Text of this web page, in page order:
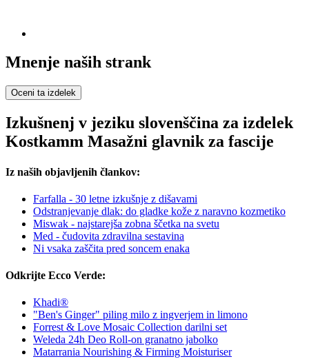
Mnenje naših strank
Oceni ta izdelek
Izkušnenj v jeziku slovenščina za izdelek
Kostkamm Masažni glavnik za fascije
Iz naših objavljenih člankov:
Farfalla - 30 letne izkušnje z dišavami
Odstranjevanje dlak: do gladke kože z naravno kozmetiko
Miswak - najstarejša zobna ščetka na svetu
Med - čudovita zdravilna sestavina
Ni vsaka zaščita pred soncem enaka
Odkrijte Ecco Verde:
Khadi®
"Ben's Ginger" piling milo z ingverjem in limono
Forrest & Love Mosaic Collection darilni set
Weleda 24h Deo Roll-on granatno jabolko
Matarrania Nourishing & Firming Moisturiser